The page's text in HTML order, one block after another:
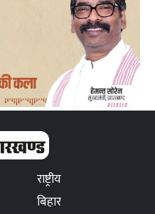
राष्ट्रीय
बिहार